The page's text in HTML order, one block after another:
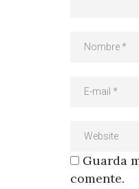
Guarda
comente.